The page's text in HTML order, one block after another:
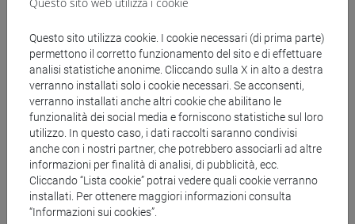
antropologia dell'asia
DELL'AFRICA MEDITERRANEA - Laurea
magistrale (DM270)
vicino e medio oriente
[LM80] STUDI TRANSMEDITERRANEI:
MIGRAZIONE, COOPERAZIONE E SVILUPPO -
Laurea magistrale (DM270)
percorso comune / percorso comune
Questo sito utilizza cookie. I cookie necessari (di prima parte)
permettono il corretto funzionamento del sito e di effettuare
analisi statistiche anonime. Cliccando sulla X in alto a destra
verranno installati solo i cookie necessari. Se acconsenti,
verranno installati anche altri cookie che abilitano le
funzionalità dei social media e forniscono statistiche sul loro
utilizzo. In questo caso, i dati raccolti saranno condivisi
anche con i nostri partner, che potrebbero associarli ad altre
informazioni per finalità di analisi, di pubblicità, ecc.
Cliccando “Lista cookie” potrai vedere quali cookie verranno
installati. Per ottenere maggiori informazioni consulta
“Informazioni sui cookies”.